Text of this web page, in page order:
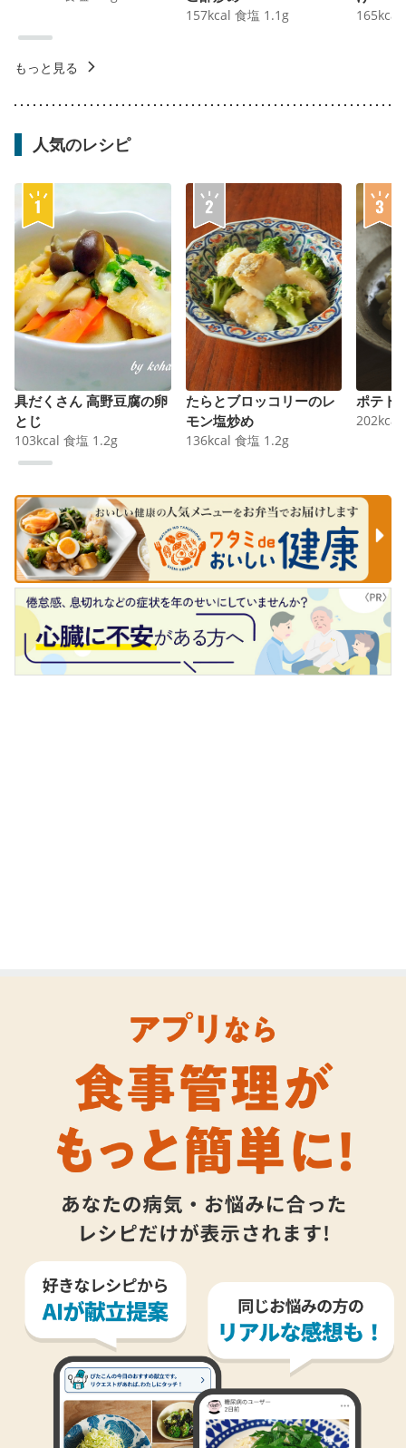
157kcal 食塩 1.1 g 165kcal
もっと見る
人気のレシピ
具だくさん 高野豆腐の卵
とじ
103kcal 食塩 1.2g
たらとブロッコリーのレ
モン塩炒め
136kcal 食塩 1.2g
ポテト
202kcal